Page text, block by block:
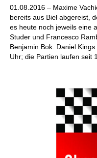
01.08.2016 – Maxime
bereits aus Biel abgereist,
es heute noch jeweils eine
Studer und Francesco
Benjamin Bok. Daniel
Uhr; die Partien laufen seit